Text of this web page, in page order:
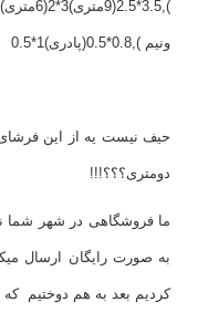
ونیم ),0.8*0.5(پادری)1*0.5
حیف نیست یه از این
دومتری؟؟؟!!!
ما فروشگاهی در شهر شما
کردیم بعد به هم دوختیم